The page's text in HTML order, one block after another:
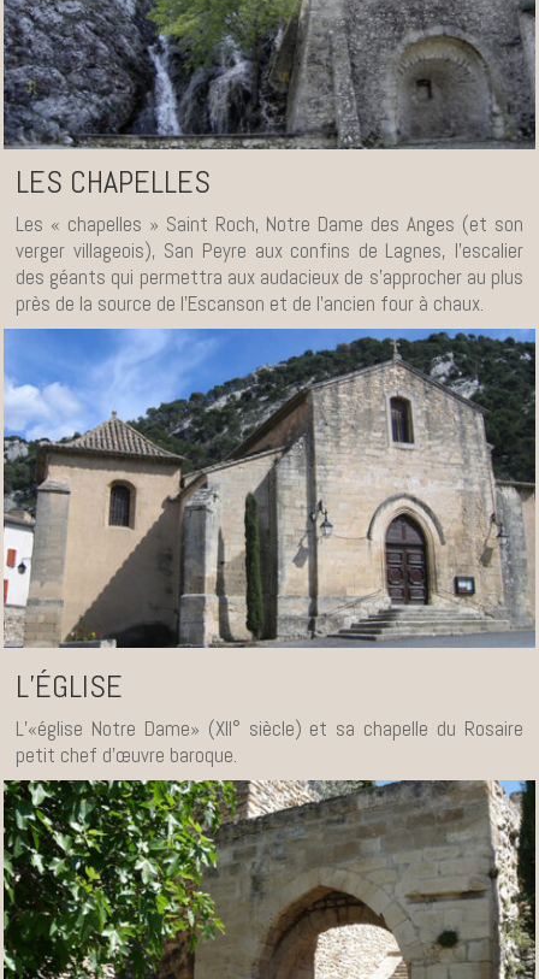
LES CHAPELLES
Les « chapelles » Saint Roch, Notre Dame des Anges (et son
verger villageois), San Peyre aux confins de Lagnes, l’escalier
des géants qui permettra aux audacieux de s’approcher au plus
près de la source de l’Escanson et de l’ancien four à chaux.
L’ÉGLISE
L’«église Notre Dame» (XII° siècle) et sa chapelle du Rosaire
petit chef d’œuvre baroque.